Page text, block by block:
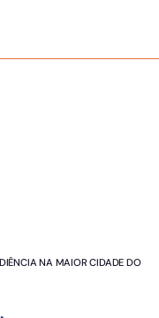
NA MAIOR CIDADE DO